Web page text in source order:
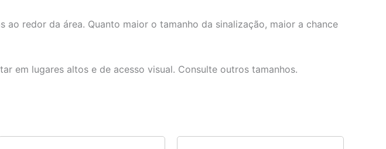
redor da área. Quanto maior o tamanho da sinalização, maior a chance
em lugares altos e de acesso visual. Consulte outros tamanhos.